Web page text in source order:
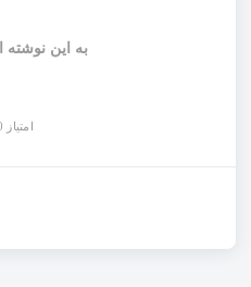
به این نوشته
امتیاز 5.00